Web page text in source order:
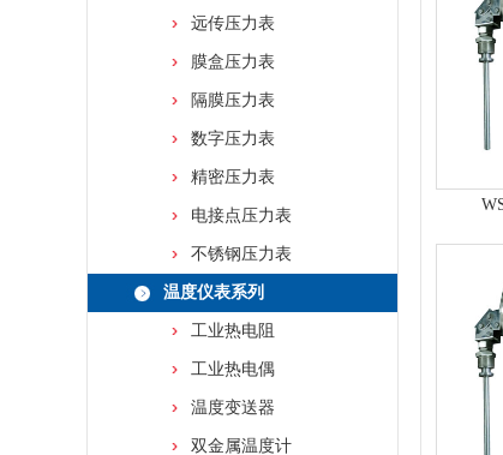
远传压力表
膜盒压力表
隔膜压力表
数字压力表
精密压力表
电接点压力表
不锈钢压力表
温度仪表系列
工业热电阻
工业热电偶
温度变送器
双金属温度计